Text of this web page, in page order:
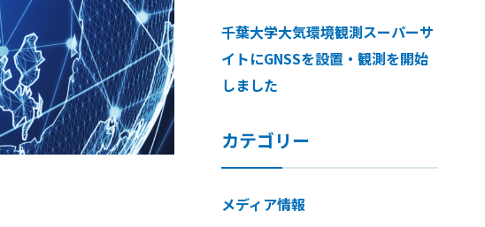
千葉大学大気環境観測スーパーサ
イトにGNSSを設置・観測を開始
しました
カテゴリー
メディア情報